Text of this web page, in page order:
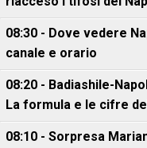
08:30 - Dove vedere
canale e orario
08:20 - Badiashile-
La formula e le cifre
08:10 - Sorpresa